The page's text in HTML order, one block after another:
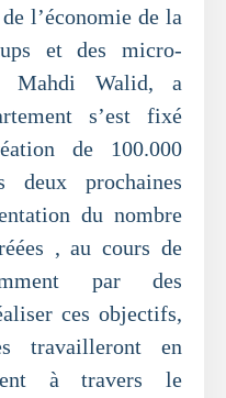
l’économie de la
et des micro-
Mahdi Walid, a
s’est fixé
de 100.000
prochaines
du nombre
, au cours de
par des
ces objectifs,
travailleront en
à travers le